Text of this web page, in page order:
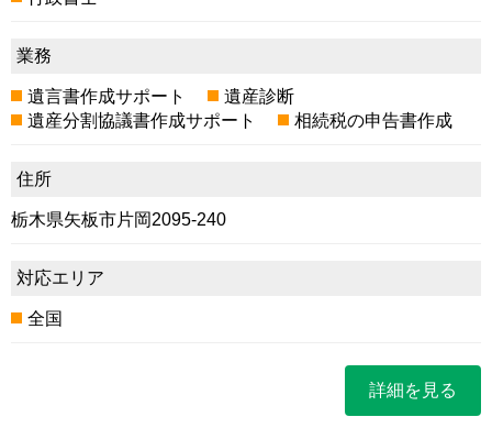
業務
遺言書作成サポート
遺産診断
遺産分割協議書作成サポート
相続税の申告書作成
住所
栃木県矢板市片岡2095-240
対応エリア
全国
詳細を見る